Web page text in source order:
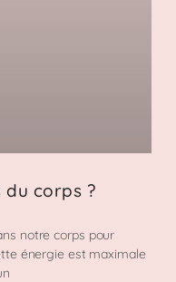
du corps ?
notre corps pour
énergie est maximale